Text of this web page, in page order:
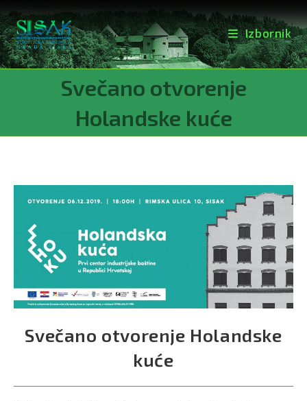
Izbornik
Svečano otvorenje
Holandske kuće
Svečano otvorenje Holandske
kuće